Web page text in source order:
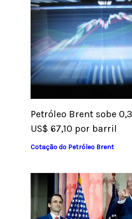
Petróleo Brent sobe
US$ 67,10 por barril
Cotação do Petróleo Brent